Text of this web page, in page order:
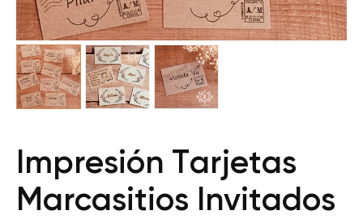
Impresión Tarjetas
Marcasitios Invitados